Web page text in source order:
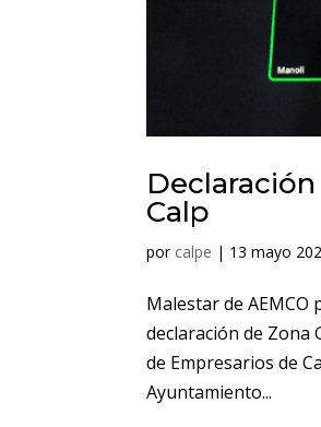
Calp
por calpe | 13 mayo
Malestar de
declaración de Zona
de Empresarios de
Ayuntamiento...